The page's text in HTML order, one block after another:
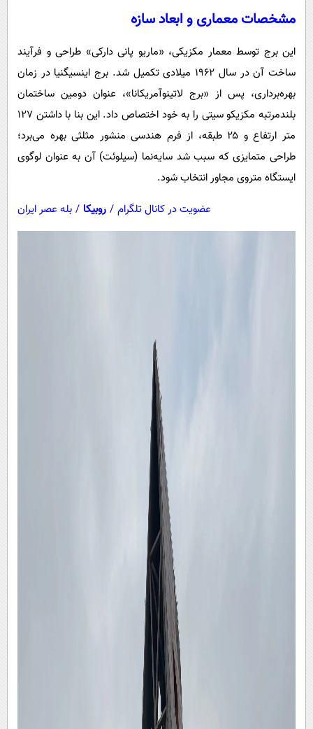
مشخصات معماری و ابعاد سازه
این برج توسط معمار مکزیکی، «ماریو پانی دارکی» طراحی و فرآیند
ساخت آن در سال ۱۹۶۲ میلادی تکمیل شد. برج اینسیگنیا در زمان
بهره‌برداری، پس از «برج لاتینوآمریکانا»، عنوان دومین ساختمان
بلندمرتبه مکزیکو سیتی را به خود اختصاص داد. این بنا با داشتن ۱۲۷
متر ارتفاع و ۲۵ طبقه، از فرم هندسی منشور مثلثی بهره می‌برد؛
طراحی متمایزی که سبب شد سایه‌نما (سیلوئت) آن به عنوان لوگوی
ایستگاه متروی مجاور انتخاب شود.
عضویت در کانال تلگرام / روبیکا / بله عصر ایران